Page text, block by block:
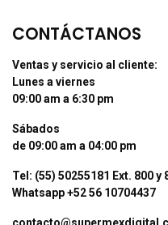
CONTÁCTANOS
Ventas y servicio al cliente:
Lunes a viernes
09:00 am a 6:30 pm
Sábados
de 09:00 am a 04:00 pm
Tel: (55) 50255181 Ext. 800 y
Whatsapp +52 56 10704437